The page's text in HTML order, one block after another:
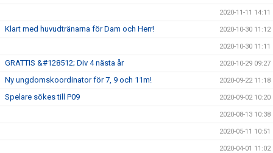
2020-11-11 14:11
Klart med huvudtränarna för Dam och Herr! 2020-10-30 11:12
2020-10-30 11:11
GRATTIS &#128512; Div 4 nästa år 2020-10-29 09:27
Ny ungdomskoordinator för 7, 9 och 11m! 2020-09-22 11:18
Spelare sökes till P09 2020-09-02 10:20
2020-08-13 10:38
2020-05-11 10:51
2020-04-01 11:02